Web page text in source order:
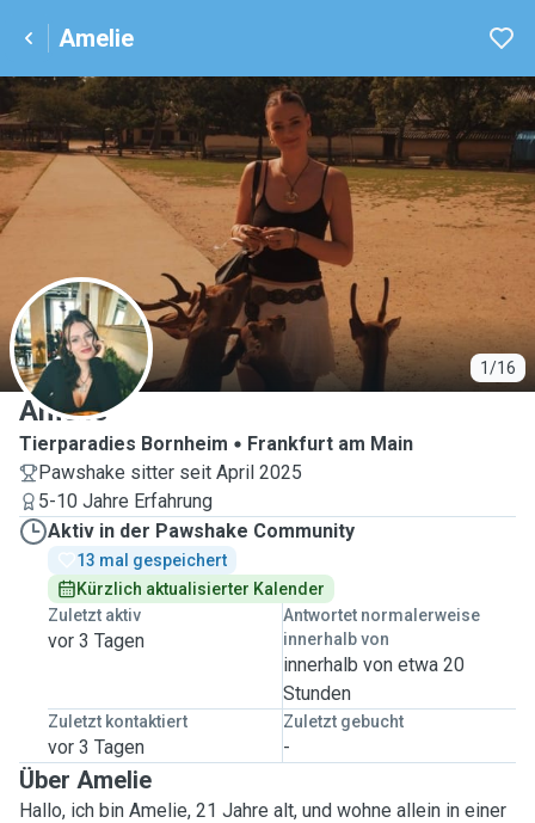
Amelie
1/16
A
Amelie
Tierparadies Bornheim
Frankfurt am Main
Pawshake sitter seit April 2025
5-10 Jahre Erfahrung
Aktiv in der Pawshake Community
13 mal gespeichert
Kürzlich aktualisierter Kalender
Zuletzt aktiv
vor 3 Tagen
Antwortet normalerweise
innerhalb von
innerhalb von etwa 20
Stunden
Zuletzt kontaktiert
vor 3 Tagen
Zuletzt gebucht
-
Über Amelie
Hallo, ich bin Amelie, 21 Jahre alt, und wohne allein in einer